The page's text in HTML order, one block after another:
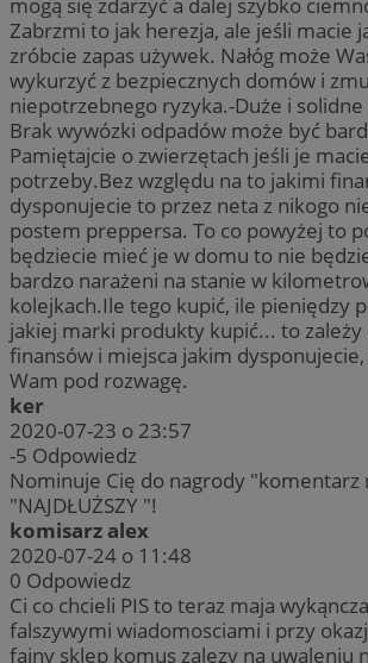
Zabrzmi to jak herezja, ale jeśli macie
zróbcie zapas używek. Nałóg może
wykurzyć z bezpiecznych domów i
niepotrzebnego ryzyka.-Duże i
Brak wywózki odpadów może być
Pamiętajcie o zwierzętach jeśli je
potrzeby.Bez względu na to jakimi
dysponujecie to przez neta z nikogo
postem preppersa. To co powyżej to
będziecie mieć je w domu to nie
bardzo narażeni na stanie w
kolejkach.Ile tego kupić, ile pieniędzy
jakiej marki produkty kupić... to zależy
finansów i miejsca jakim
Wam pod rozwagę.
ker
2020-07-23 o 23:57
-5 Odpowiedz
Nominuje Cię do nagrody
"NAJDŁUŻSZY "!
komisarz alex
2020-07-24 o 11:48
0 Odpowiedz
Ci co chcieli PIS to teraz maja
falszywymi wiadomosciami i przy
fajny sklep komus zalezy na uwaleniu